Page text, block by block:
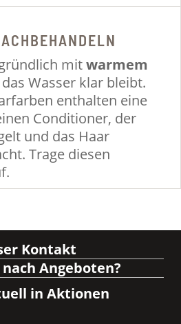
mitwarmem
Wasser klar bleibt.
enthalten eine
Conditioner, der
und das Haar
Trage diesen
Kontakt
Angeboten?
in Aktionen